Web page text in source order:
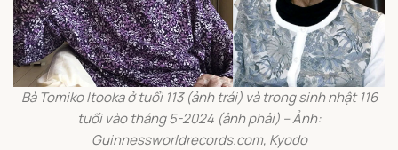
Bà Tomiko Itooka ở tuổi 113 (ảnh trái) và trong sinh nhật 116
tuổi vào tháng 5-2024 (ảnh phải) – Ảnh:
Guinnessworldrecords.com, Kyodo